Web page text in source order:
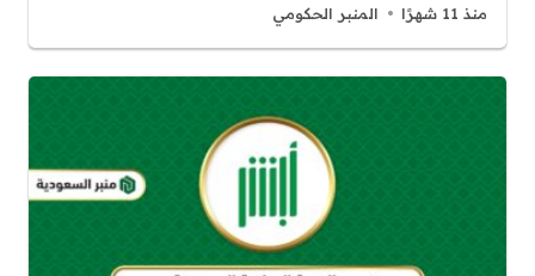
منذ 11 شهرًا المنبر الحكومي